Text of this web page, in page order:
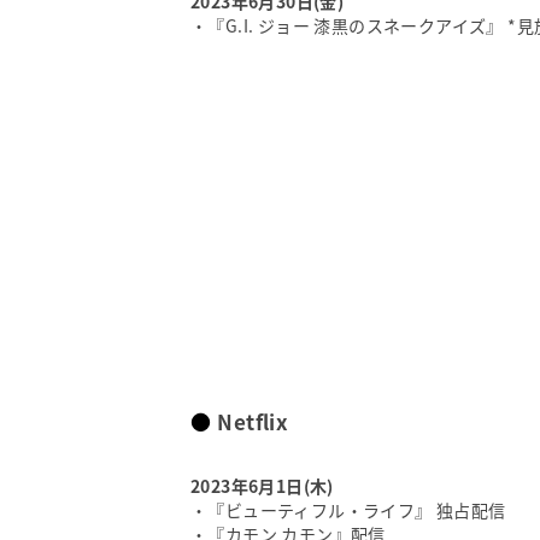
・『G.I. ジョー 漆黒のスネークアイズ』 *
Netflix
2023年6月1日(木)
・『ビューティフル・ライフ』 独占配信
・『カモン カモン』配信